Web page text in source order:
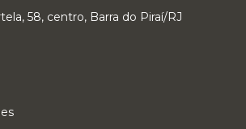
58, centro, Barra do Piraí/RJ